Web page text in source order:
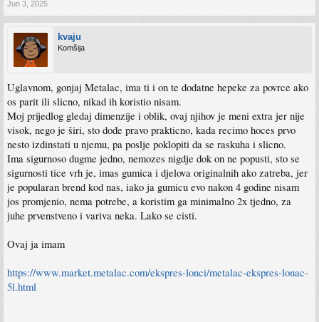
Jun 3, 2025
kvaju
Komšija
Uglavnom, gonjaj Metalac, ima ti i on te dodatne hepeke za povrce ako
os parit ili slicno, nikad ih koristio nisam.
Moj prijedlog gledaj dimenzije i oblik, ovaj njihov je meni extra jer nije
visok, nego je širi, sto dođe pravo prakticno, kada recimo hoces prvo
nesto izdinstati u njemu, pa poslje poklopiti da se raskuha i slicno.
Ima sigurnoso dugme jedno, nemozes nigdje dok on ne popusti, sto se
sigurnosti tice vrh je, imas gumica i djelova originalnih ako zatreba, jer
je popularan brend kod nas, iako ja gumicu evo nakon 4 godine nisam
jos promjenio, nema potrebe, a koristim ga minimalno 2x tjedno, za
juhe prvenstveno i variva neka. Lako se cisti.
Ovaj ja imam
https://www.market.metalac.com/ekspres-lonci/metalac-ekspres-lonac-
5l.html